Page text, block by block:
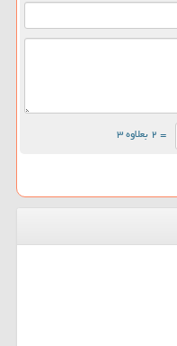
= ۲ بعلاوه ۳